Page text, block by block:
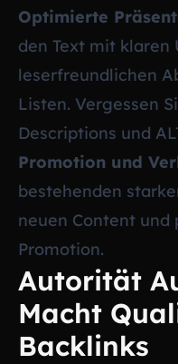
Optimierte
den Text mit klaren
leserfreundlichen
Listen. Vergessen
Descriptions und
Promotion und
bestehenden
neuen Content und
Promotion.
Autorität
Macht
Backlinks